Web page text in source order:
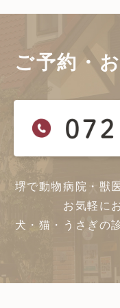
ご予約・
堺で動物病院・獣
お気軽に
犬・猫・うさぎの